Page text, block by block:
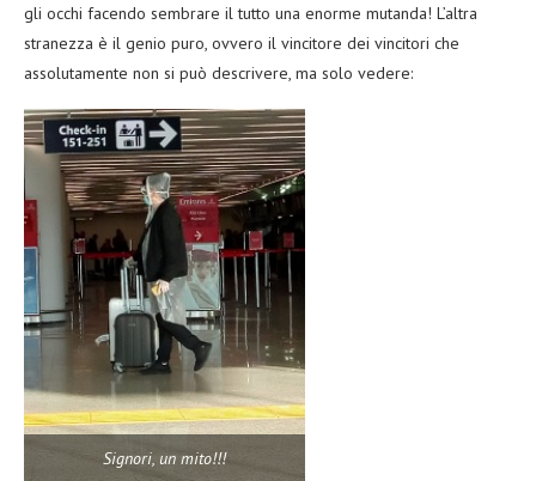
gli occhi facendo sembrare il tutto una enorme mutanda! L’altra
stranezza è il genio puro, ovvero il vincitore dei vincitori che
assolutamente non si può descrivere, ma solo vedere:
Signori, un mito!!!